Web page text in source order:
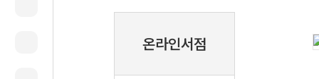
온라인서점